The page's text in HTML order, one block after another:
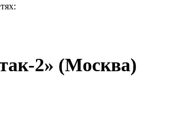
2» (Москва)